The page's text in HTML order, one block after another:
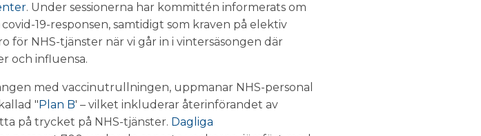
. Under sessionerna har kommittén informerats om
19-responsen, samtidigt som kraven på elektiv
för NHS-tjänster när vi går in i vintersäsongen där
och influensa.
med vaccinutrullningen, uppmanar NHS-personal
"Plan B' – vilket inkluderar återinförandet av
på trycket på NHS-tjänster. Dagliga